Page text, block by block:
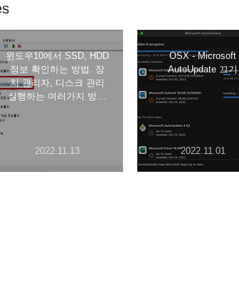
윈도우10에서 SSD, HDD
정보 확인하는 방법. 장
치 관리자, 디스크 관리
실행하는 여러가지 방법
2022.11.13
OSX - Microsoft
AutoUpdate 끄기
2022.11.01